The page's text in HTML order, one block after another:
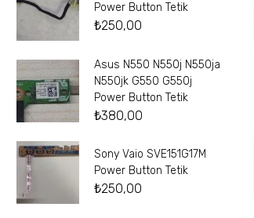
Power Button Tetik
₺250,00
Asus N550 N550j N550ja
N550jk G550 G550j
Power Button Tetik
₺380,00
Sony Vaio SVE151G17M
Power Button Tetik
₺250,00